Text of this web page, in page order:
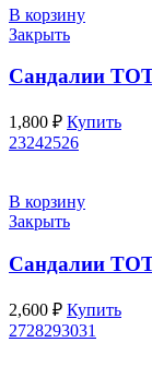
В корзину
Закрыть
Сандалии
1,800 ₽ Купить
23242526
В корзину
Закрыть
Сандалии
2,600 ₽ Купить
2728293031